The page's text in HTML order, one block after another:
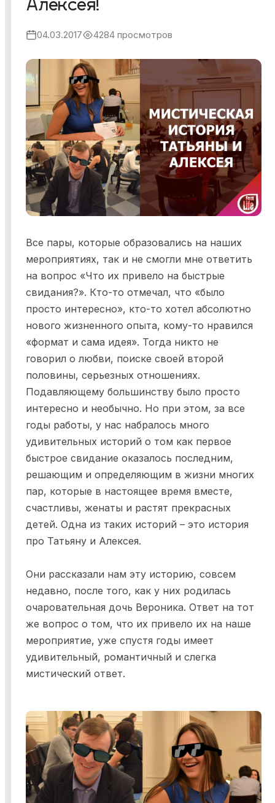
Алексея!
04.03.2017 4284 просмотров
Все пары, которые образовались на наших
мероприятиях, так и не смогли мне ответить
на вопрос «Что их привело на быстрые
свидания?». Кто-то отмечал, что «было
просто интересно», кто-то хотел абсолютно
нового жизненного опыта, кому-то нравился
«формат и сама идея». Тогда никто не
говорил о любви, поиске своей второй
половины, серьезных отношениях.
Подавляющему большинству было просто
интересно и необычно. Но при этом, за все
годы работы, у нас набралось много
удивительных историй о том как первое
быстрое свидание оказалось последним,
решающим и определяющим в жизни многих
пар, которые в настоящее время вместе,
счастливы, женаты и растят прекрасных
детей. Одна из таких историй – это история
про Татьяну и Алексея.
Они рассказали нам эту историю, совсем
недавно, после того, как у них родилась
очаровательная дочь Вероника. Ответ на тот
же вопрос о том, что их привело их на наше
мероприятие, уже спустя годы имеет
удивительный, романтичный и слегка
мистический ответ.
конфиденциальности,Публичной офертойи
Я ознакомился и согласен с
Политикой
конфиденциальности
Публичной офертой
Правилами
участия в мероприятиях